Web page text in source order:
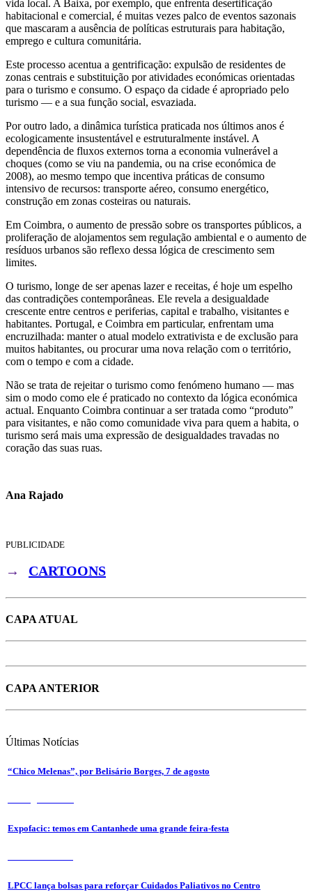
vida local. A Baixa, por exemplo, que enfrenta desertificação
habitacional e comercial, é muitas vezes palco de eventos sazonais
que mascaram a ausência de políticas estruturais para habitação,
emprego e cultura comunitária.
Este processo acentua a gentrificação: expulsão de residentes de
zonas centrais e substituição por atividades económicas orientadas
para o turismo e consumo. O espaço da cidade é apropriado pelo
turismo — e a sua função social, esvaziada.
Por outro lado, a dinâmica turística praticada nos últimos anos é
ecologicamente insustentável e estruturalmente instável. A
dependência de fluxos externos torna a economia vulnerável a
choques (como se viu na pandemia, ou na crise económica de
2008), ao mesmo tempo que incentiva práticas de consumo
intensivo de recursos: transporte aéreo, consumo energético,
construção em zonas costeiras ou naturais.
Em Coimbra, o aumento de pressão sobre os transportes públicos, a
proliferação de alojamentos sem regulação ambiental e o aumento de
resíduos urbanos são reflexo dessa lógica de crescimento sem
limites.
O turismo, longe de ser apenas lazer e receitas, é hoje um espelho
das contradições contemporâneas. Ele revela a desigualdade
crescente entre centros e periferias, capital e trabalho, visitantes e
habitantes. Portugal, e Coimbra em particular, enfrentam uma
encruzilhada: manter o atual modelo extrativista e de exclusão para
muitos habitantes, ou procurar uma nova relação com o território,
com o tempo e com a cidade.
Não se trata de rejeitar o turismo como fenómeno humano — mas
sim o modo como ele é praticado no contexto da lógica económica
actual. Enquanto Coimbra continuar a ser tratada como “produto”
para visitantes, e não como comunidade viva para quem a habita, o
turismo será mais uma expressão de desigualdades travadas no
coração das suas ruas.
Ana Rajado
PUBLICIDADE
→ CARTOONS
CAPA ATUAL
CAPA ANTERIOR
Últimas Notícias
“Chico Melenas”, por Belisário Borges, 7 de agosto
Expofacic: temos em Cantanhede uma grande feira-festa
LPCC lança bolsas para reforçar Cuidados Paliativos no Centro